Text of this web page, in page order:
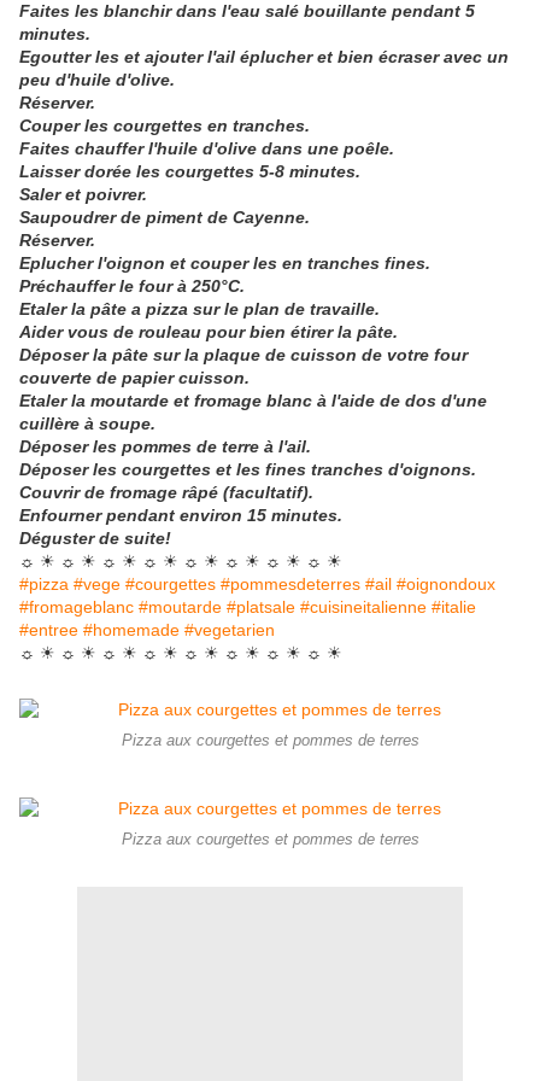
Faites les blanchir dans l'eau salé bouillante pendant 5
minutes.
Egoutter les et ajouter l'ail éplucher et bien écraser avec un
peu d'huile d'olive.
Réserver.
Couper les courgettes en tranches.
Faites chauffer l'huile d'olive dans une poêle.
Laisser dorée les courgettes 5-8 minutes.
Saler et poivrer.
Saupoudrer de piment de Cayenne.
Réserver.
Eplucher l'oignon et couper les en tranches fines.
Préchauffer le four à 250°C.
Etaler la pâte a pizza sur le plan de travaille.
Aider vous de rouleau pour bien étirer la pâte.
Déposer la pâte sur la plaque de cuisson de votre four
couverte de papier cuisson.
Etaler la moutarde et fromage blanc à l'aide de dos d'une
cuillère à soupe.
Déposer les pommes de terre à l'ail.
Déposer les courgettes et les fines tranches d'oignons.
Couvrir de fromage râpé (facultatif).
Enfourner pendant environ 15 minutes.
Déguster de suite!
☼ ☀ ☼ ☀ ☼ ☀ ☼ ☀ ☼ ☀ ☼ ☀ ☼ ☀ ☼ ☀
#pizza #vege #courgettes #pommesdeterres #ail #oignondoux
#fromageblanc #moutarde #platsale #cuisineitalienne #italie
#entree #homemade #vegetarien
☼ ☀ ☼ ☀ ☼ ☀ ☼ ☀ ☼ ☀ ☼ ☀ ☼ ☀ ☼ ☀
Pizza aux courgettes et pommes de terres
Pizza aux courgettes et pommes de terres